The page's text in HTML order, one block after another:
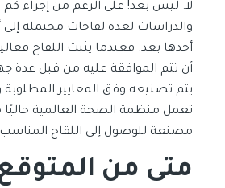
لا. ليس بعد! على الرغم من إجراء كم
والدراسات لعدة لقاحات محتملة إلى
أحدها بعد. فعندما يثبت اللقاح
أن تتم الموافقة عليه من قبل عدة
يتم تصنيعه وفق المعايير المطلوبة
تعمل منظمة الصحة العالمية
مصنعة للوصول إلى اللقاح
متى من